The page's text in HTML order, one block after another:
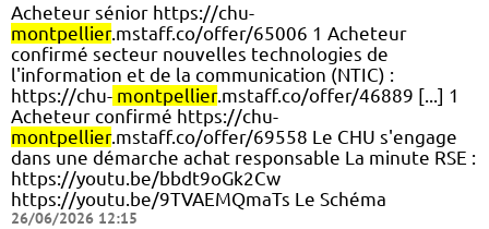
Acheteur sénior https://chu-
montpellier.mstaff.co/offer/65006 1 Acheteur
confirmé secteur nouvelles technologies de
l'information et de la communication (NTIC) :
https://chu- montpellier.mstaff.co/offer/46889 [...] 1
Acheteur confirmé https://chu-
montpellier.mstaff.co/offer/69558 Le CHU s'engage
dans une démarche achat responsable La minute RSE :
https://youtu.be/bbdt9oGk2Cw
https://youtu.be/9TVAEMQmaTs Le Schéma
26/06/2026 12:15